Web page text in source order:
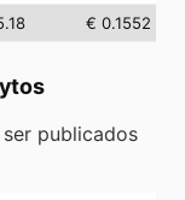
€ 0.1552
publicados